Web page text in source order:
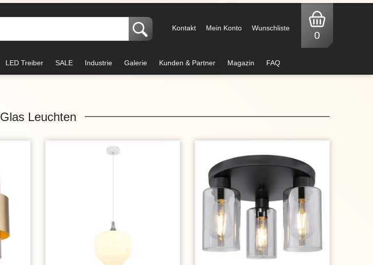
Kontakt Mein Konto Wunschliste
0
LED Treiber SALE Industrie Galerie Kunden & Partner Magazin FAQ
Glas Leuchten